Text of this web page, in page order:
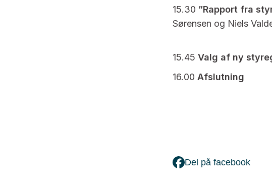
15.30 ”Rapport fra
Sørensen og Niels
15.45 Valg af ny
16.00 Afslutning
Del på facebook